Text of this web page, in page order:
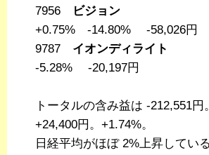
7956
ビジョン
+0.75% -14.80% -58,026円
9787 イオンディライト
-5.28% -20,197円
トータルの含み益は -212,551円
+24,400円。+1.74%。
日経平均がほぼ 2%上昇してい